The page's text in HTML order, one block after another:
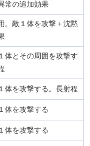
常の追加効果
。敵１体を攻撃＋沈黙
体とその周囲を攻撃す
体を攻撃する。長射程
体を攻撃する
体を攻撃する